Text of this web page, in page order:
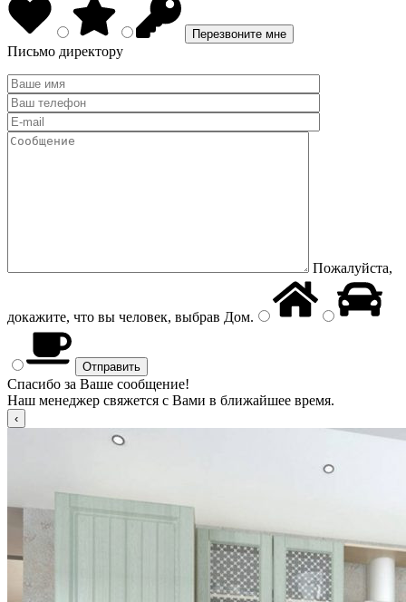
Письмо директору
Пожалуйста,
докажите, что вы человек, выбрав Дом.
Спасибо за Ваше сообщение!
Наш менеджер свяжется с Вами в ближайшее время.